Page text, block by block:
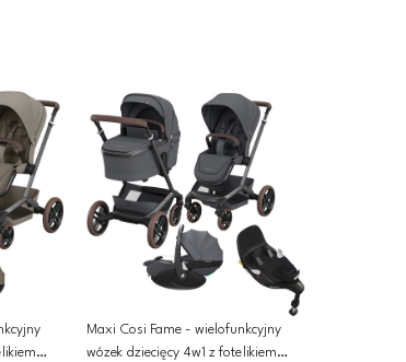
Maxi Cosi Fame - wielofunkcyjny
wózek dziecięcy 4w1 z fotelikiem